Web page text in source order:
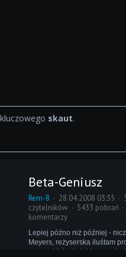
skaut.
Beta-Geniusz
Rem-8 28.04.2008 03:35
czytelników
5433 pobrań
komentarzy
Lepiej późno niż później -
Meyers, reżyserska iluśtam
romansideł - do takiego